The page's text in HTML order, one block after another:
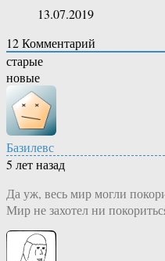
13.07.2019
12Комментарий
старые
новые
Базилевс
5 лет назад
Да уж, весь мир могли
Мир не захотел ни